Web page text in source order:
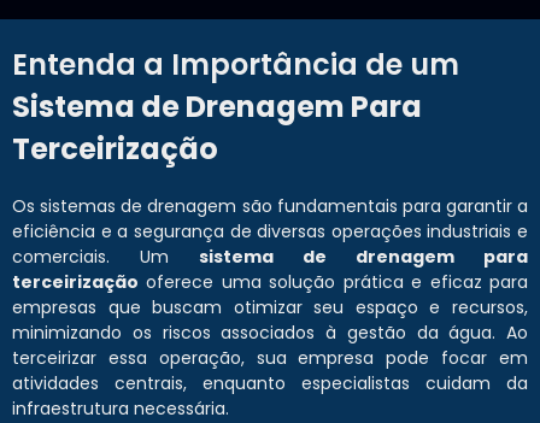
Entenda a Importância de um
Sistema de Drenagem Para
Terceirização
Os sistemas de drenagem são fundamentais para garantir a
eficiência e a segurança de diversas operações industriais e
comerciais. Um sistema de drenagem para
terceirização oferece uma solução prática e eficaz para
empresas que buscam otimizar seu espaço e recursos,
minimizando os riscos associados à gestão da água. Ao
terceirizar essa operação, sua empresa pode focar em
atividades centrais, enquanto especialistas cuidam da
infraestrutura necessária.